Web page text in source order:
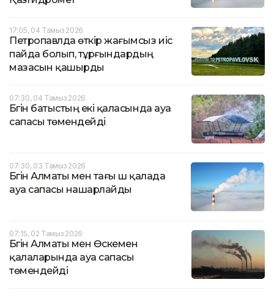
17:05, 04 Тамыз 2026
Петропавлда өткір жағымсыз иіс
пайда болып, тұрғындардың
мазасын қашырды
07:30, 04 Тамыз 2026
Бүгін батыстың екі қаласында ауа
сапасы төмендейді
07:30, 03 Тамыз 2026
Бүгін Алматы мен тағы үш қалада
ауа сапасы нашарлайды
07:15, 02 Тамыз 2026
Бүгін Алматы мен Өскемен
қалаларында ауа сапасы
төмендейді